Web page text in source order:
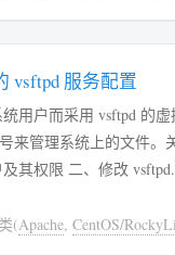
vsftpd 服务配置
用户而采用 vsftpd 的
来管理系统上的文件。
其权限 二、修改
(Apache, CentOS/